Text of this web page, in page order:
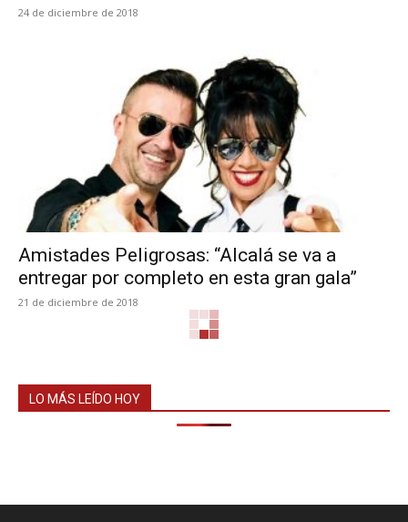
24 de diciembre de 2018
Amistades Peligrosas: “Alcalá se va a
entregar por completo en esta gran gala”
21 de diciembre de 2018
LO MÁS LEÍDO HOY